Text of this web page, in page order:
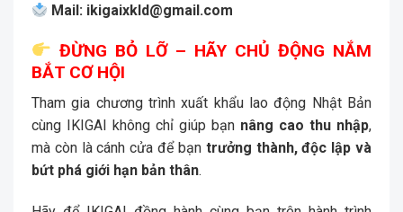
Mail: ikigaixkld@gmail.com
ĐỪNG BỎ LỠ – HÃY CHỦ ĐỘNG NẮM
BẮT CƠ HỘI
Tham gia chương trình xuất khẩu lao động Nhật Bản
cùng IKIGAI không chỉ giúp bạn nâng cao thu nhập,
mà còn là cánh cửa để bạn trưởng thành, độc lập và
bứt phá giới hạn bản thân.